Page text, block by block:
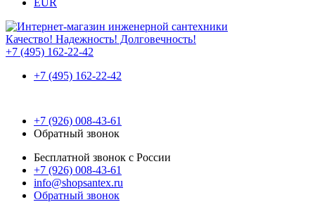
EUR
Качество! Надежность! Долговечность!
+7 (495) 162-22-42
+7 (495) 162-22-42
+7 (926) 008-43-61
Обратный звонок
Бесплатной звонок с России
+7 (926) 008-43-61
info@shopsantex.ru
Обратный звонок